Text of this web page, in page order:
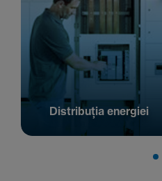
Distribuția energiei